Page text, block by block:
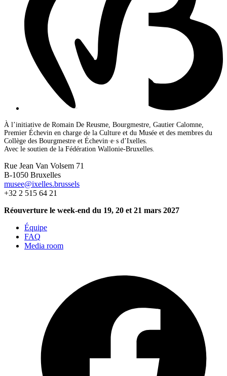
À l’initiative de Romain De Reusme, Bourgmestre, Gautier Calomne,
Premier Échevin en charge de la Culture et du Musée et des membres du
Collège des Bourgmestre et Échevin·e·s d’Ixelles.
Avec le soutien de la Fédération Wallonie-Bruxelles.
Rue Jean Van Volsem 71
B-1050 Bruxelles
musee@ixelles.brussels
+32 2 515 64 21
Réouverture le week-end du 19, 20 et 21 mars 2027
Équipe
FAQ
Media room